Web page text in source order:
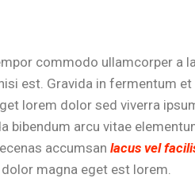
commodo ullamcorper a
est. Gravida in fermentum et
lorem dolor sed viverra
bibendum arcu vitae
accumsan lacus vel
magna eget est lorem.